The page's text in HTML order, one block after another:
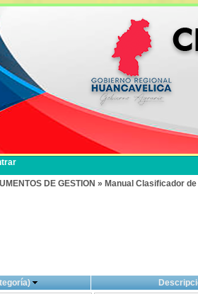
DE GESTION » Manual Clasificador